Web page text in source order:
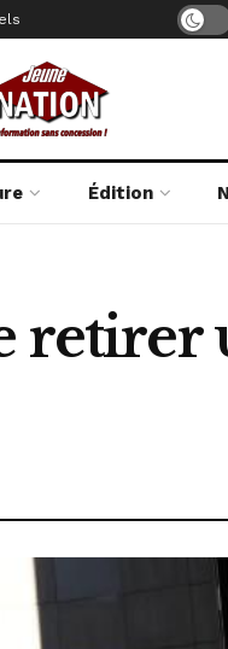
Édition
retirer